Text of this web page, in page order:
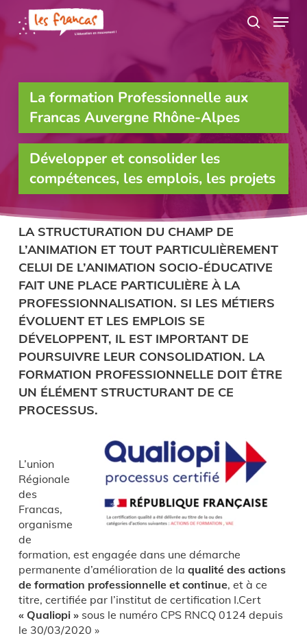
Panneau de gestion des cookies
main
content
search
Menu
La formation Professionnelle aux
Francas Auvergne Rhône-Alpes
Développer et consolider les
compétences, les emplois, les projets
LA STRUCTURATION DU CHAMP DE
L’ANIMATION ET TOUT PARTICULIÈREMENT
CELUI DE L’ANIMATION SOCIO-ÉDUCATIVE
FAIT UNE PLACE PARTICULIÈRE À LA
PROFESSIONNALISATION. SI LES MÉTIERS
ÉVOLUENT ET LES EMPLOIS SE
DÉVELOPPENT, IL EST IMPORTANT DE
POURSUIVRE LEUR CONSOLIDATION. LA
FORMATION PROFESSIONNELLE DOIT ÊTRE
UN ÉLÉMENT STRUCTURANT DE CE
PROCESSUS.
L’union
Régionale
des
Francas,
organisme
de
formation, est engagée dans une démarche
permanente d’amélioration de la qualité des actions
de formation professionnelle et continue, et à ce
titre, certifiée par l’institut de certification I.Cert
« Qualiopi »sous le numéro CPS RNCQ 0124 depuis
le 30/03/2020 »